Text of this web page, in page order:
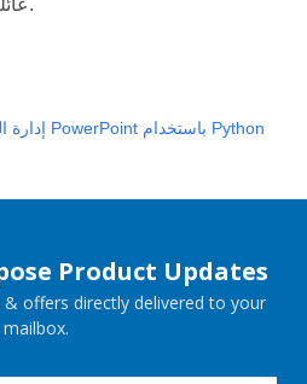
عائلة الخط، النمط، الحجم، واللون.
إدارة الصفوف والأعمدة في جداول PowerPoint باستخدام Python
Product Updates
offers directly delivered to your
mailbox.